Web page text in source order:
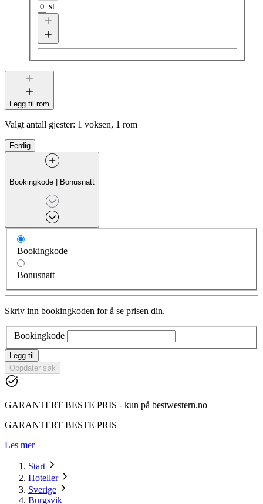
st
Legg til rom
Valgt antall gjester: 1 voksen, 1 rom
Ferdig
Bookingkode | Bonusnatt
Bookingkode
Bonusnatt
Skriv inn bookingkoden for å se prisen din.
Bookingkode
Legg til
Oppdater søk
GARANTERT BESTE PRIS - kun på bestwestern.no
GARANTERT BESTE PRIS
Les mer
Start
Hoteller
Sverige
Burgsvik